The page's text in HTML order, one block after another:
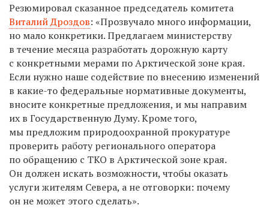
Резюмировал сказанное председатель комитета
Виталий Дроздов: «Прозвучало много информации,
но мало конкретики. Предлагаем министерству
в течение месяца разработать дорожную карту
с конкретными мерами по Арктической зоне края.
Если нужно наше содействие по внесению изменений
в какие-то федеральные нормативные документы,
вносите конкретные предложения, и мы направим
их в Государственную Думу. Кроме того,
мы предложим природоохранной прокуратуре
проверить работу регионального оператора
по обращению с ТКО в Арктической зоне края.
Он должен искать возможности, чтобы оказать
услуги жителям Севера, а не отговорки: почему
он не может этого сделать».